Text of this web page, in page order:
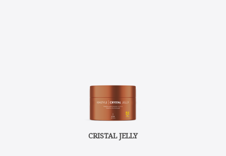
CRISTAL JELLY